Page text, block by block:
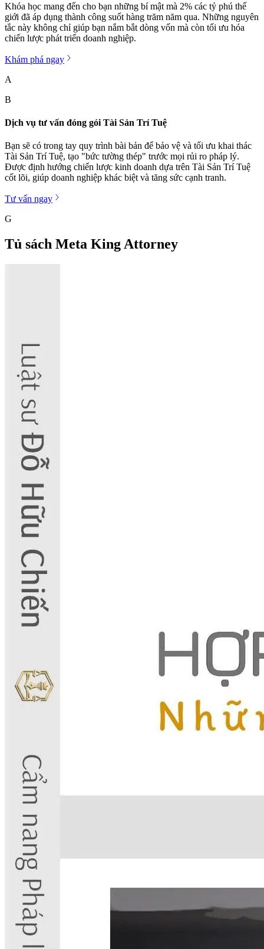
Khóa học mang đến cho bạn những bí mật mà 2% các tỷ phú thế
giới đã áp dụng thành công suốt hàng trăm năm qua. Những nguyên
tắc này không chỉ giúp bạn nắm bắt dòng vốn mà còn tối ưu hóa
chiến lược phát triển doanh nghiệp.
Khám phá ngay
A
B
Dịch vụ tư vấn đóng gói Tài Sản Trí Tuệ
Bạn sẽ có trong tay quy trình bài bản để bảo vệ và tối ưu khai thác
Tài Sản Trí Tuệ, tạo "bức tường thép" trước mọi rủi ro pháp lý.
Được định hướng chiến lược kinh doanh dựa trên Tài Sản Trí Tuệ
cốt lõi, giúp doanh nghiệp khác biệt và tăng sức cạnh tranh.
Tư vấn ngay
G
Tủ sách Meta King Attorney